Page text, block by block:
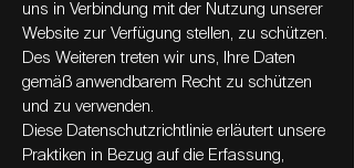
uns in Verbindung mit der Nutzung unserer
Website zur Verfügung stellen, zu schützen.
Des Weiteren treten wir uns, Ihre Daten
gemäß anwendbarem Recht zu schützen
und zu verwenden.
Diese Datenschutzrichtlinie erläutert unsere
Praktiken in Bezug auf die Erfassung,